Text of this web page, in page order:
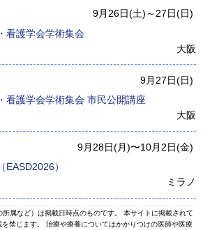
9月26日(土)～27日(日)
看護学会学術集会
大阪
9月27日(日)
看護学会学術集会 市民公開講座
大阪
9月28日(月)〜10月2日(金)
）
ミラノ
属など）は掲載日時点のものです。 本サイトに掲載されて
禁じます。 治療や療養についてはかかりつけの医師や医療